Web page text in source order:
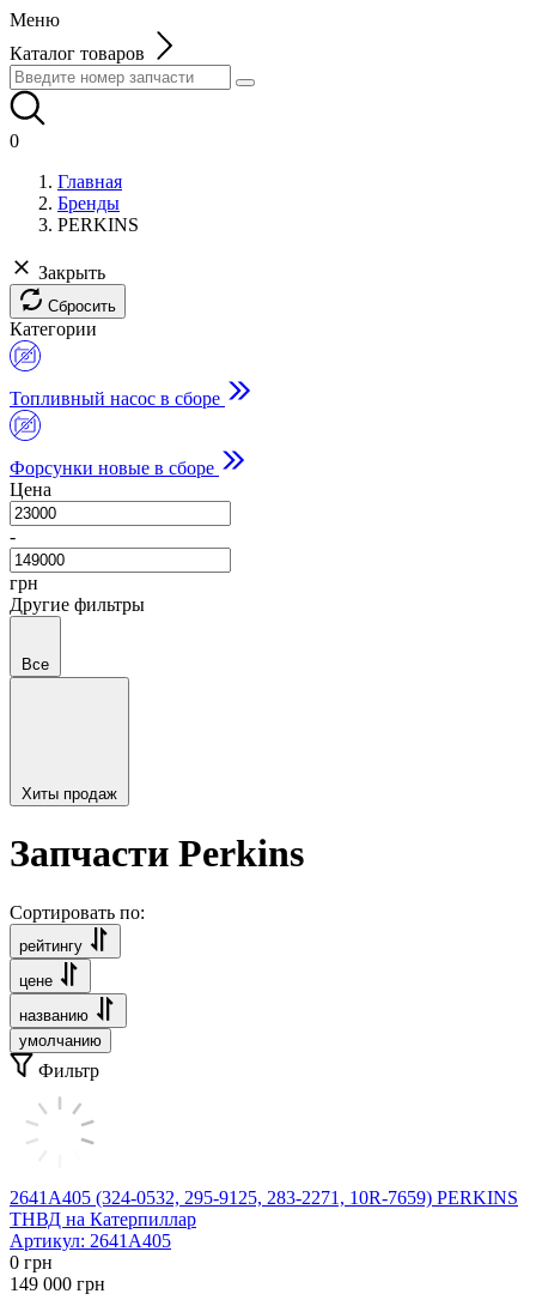
Меню
Каталог товаров
0
Главная
Бренды
PERKINS
Закрыть
Сбросить
Категории
Топливный насос в сборе
Форсунки новые в сборе
Цена
-
грн
Другие фильтры
Все
Хиты продаж
Запчасти Perkins
Сортировать по:
рейтингу
цене
названию
умолчанию
Фильтр
2641A405 (324-0532, 295-9125, 283-2271, 10R-7659) PERKINS
ТНВД на Катерпиллар
Артикул: 2641A405
0 грн
149 000 грн